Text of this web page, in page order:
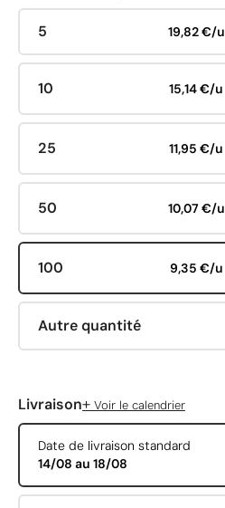
5 19,82 €/u
10 15,14 €/u
25 11,95 €/u
50 10,07 €/u
100 9,35 €/u
Autre quantité
Livraison+ Voir le calendrier
Date de livraison standard
14/08 au 18/08